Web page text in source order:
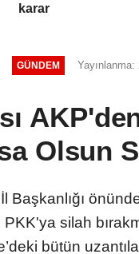
karar
GÜNDEM
Olsun
silah
bütün